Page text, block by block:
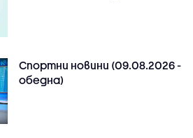
Спортни новини (09.08.2026 -
обедна)